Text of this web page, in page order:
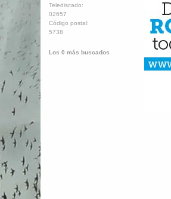
Telediscado:
02657
Código postal:
5738
Los 0 más buscados